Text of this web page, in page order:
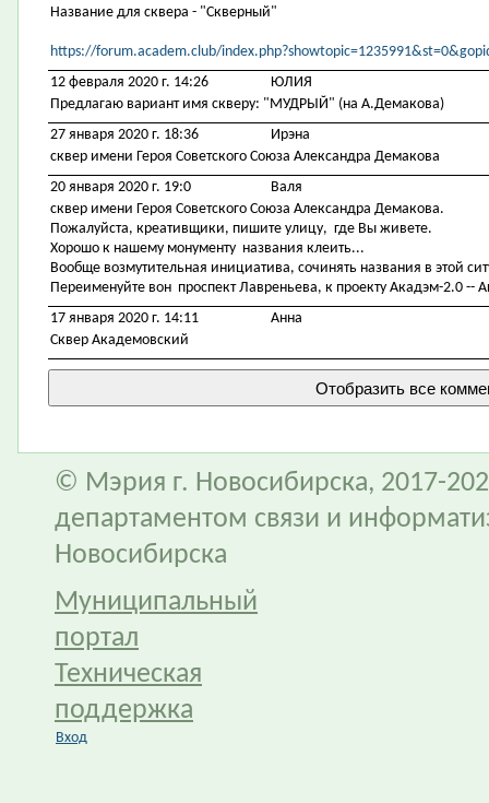
Название для сквера - "Скверный"
https://forum.academ.club/
12 февраля 2020 г. 14:26
ЮЛИЯ
Предлагаю вариант имя скверу: "МУДРЫЙ" (на А.Демакова)
27 января 2020 г. 18:36
Ирэна
сквер имени Героя Советского Союза Александра Демакова
20 января 2020 г. 19:0
Валя
сквер имени Героя Советского Союза Александра Демакова.
Пожалуйста, креативщики, пишите улицу, где Вы живете.
Хорошо к нашему монументу названия клеить...
Вообще возмутительная инициатива, сочинять названия в этой
Переименуйте вон проспект Лавреньева, к проекту Акадэм-2.0 --
17 января 2020 г. 14:11
Анна
Сквер Академовский
© Мэрия г. Новосибирска, 2017-
департаментом связи и
Новосибирска
Муниципальный
портал
Техническая
поддержка
Вход